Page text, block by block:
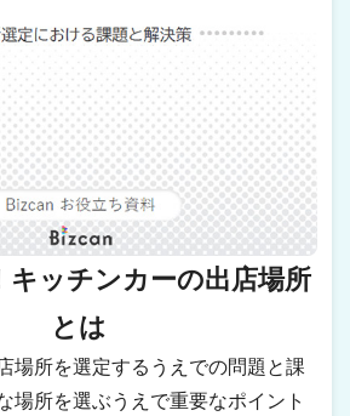
キッチンカーの出店場所
とは
場所を選定するうえでの問題と課
場所を選ぶうえで重要なポイント